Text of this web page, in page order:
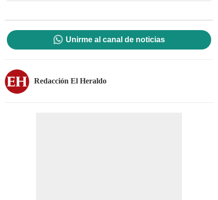
Unirme al canal de noticias
Redacción El Heraldo